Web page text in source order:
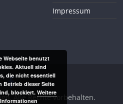
Impressum
. Alle Rechte vorbehalten.
Webseite benutzt
Aktuell sind
die nicht essentiell
Betrieb dieser Seite
blockiert.Weitere
Informationen